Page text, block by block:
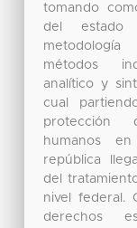
tomando
del estado
métodos
analítico y
cual
protección
humanos
república
del
nivel federal.
derechos